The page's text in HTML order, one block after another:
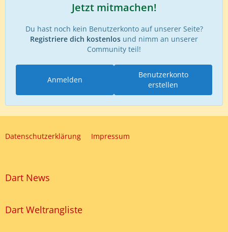
Jetzt mitmachen!
Du hast noch kein Benutzerkonto auf unserer Seite?
Registriere dich kostenlos und nimm an unserer
Community teil!
Benutzerkonto
erstellen
Anmelden
Datenschutzerklärung Impressum
Dart News
Dart Weltrangliste